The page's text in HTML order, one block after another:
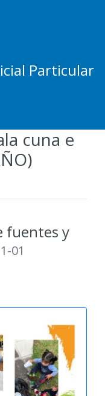
Particular
cuna e
fuentes y
01